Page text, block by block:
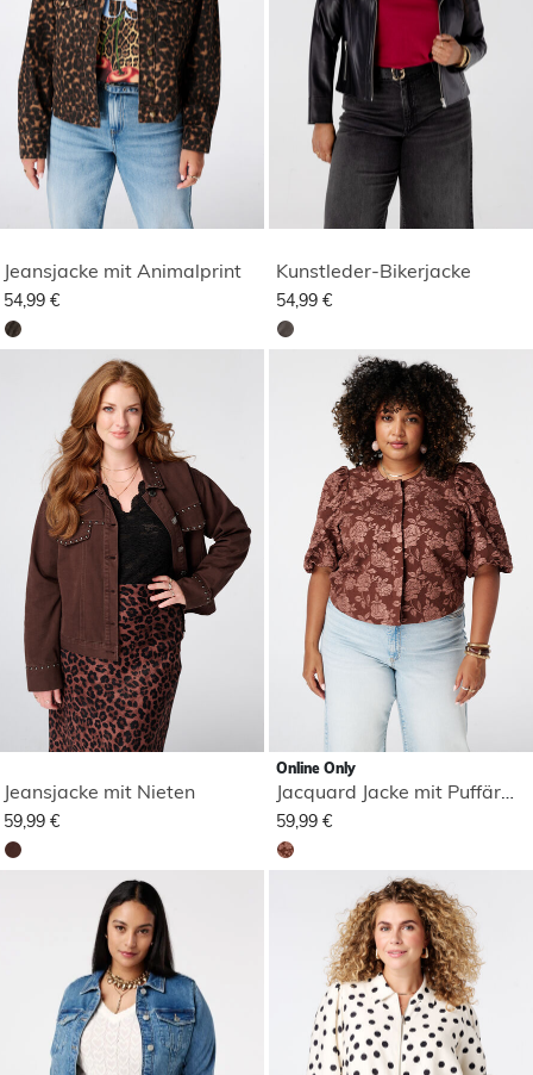
Jeansjacke mit Animalprint
54,99 €
Kunstleder-Bikerjacke
54,99 €
Jeansjacke mit Nieten
59,99 €
Online Only
Jacquard Jacke mit Puffärmeln
59,99 €